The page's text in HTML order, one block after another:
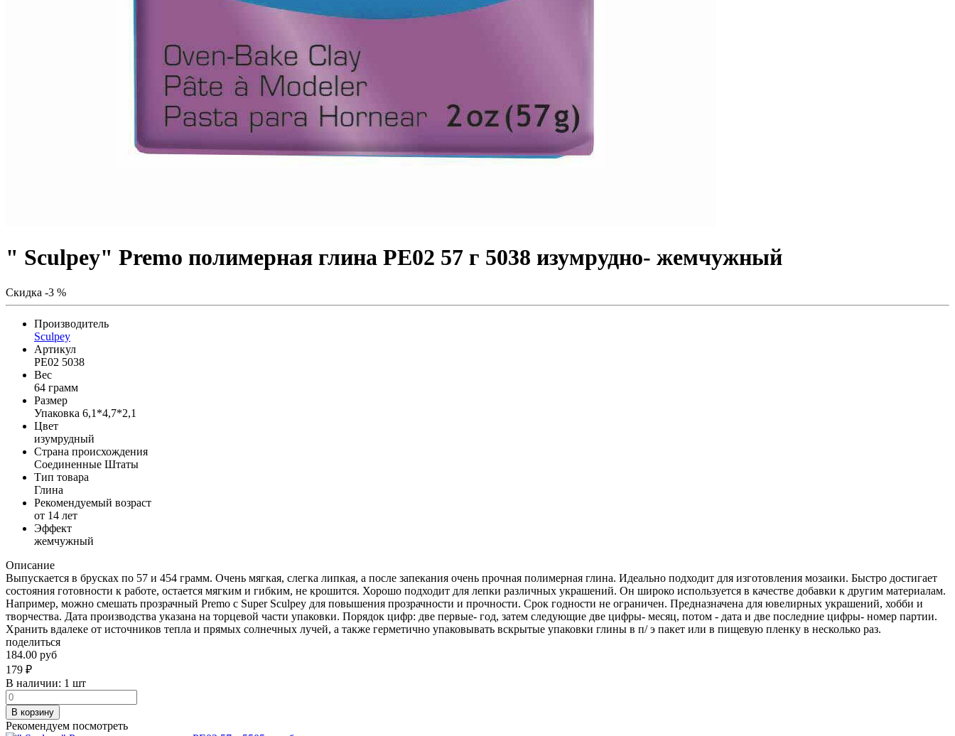
" Sculpey" Premo полимерная глина PE02 57 г 5038 изумрудно- жемчужный
Скидка -3 %
Производитель
Sculpey
Артикул
PE02 5038
Вес
64 грамм
Размер
Упаковка 6,1*4,7*2,1
Цвет
изумрудный
Страна происхождения
Соединенные Штаты
Тип товара
Глина
Рекомендуемый возраст
от 14 лет
Эффект
жемчужный
Описание
Выпускается в брусках по 57 и 454 грамм. Очень мягкая, слегка липкая, а после запекания очень прочная полимерная глина. Идеально подходит для изготовления мозаики. Быстро достигает
состояния готовности к работе, остается мягким и гибким, не крошится. Хорошо подходит для лепки различных украшений. Он широко используется в качестве добавки к другим материалам.
Например, можно смешать прозрачный Рremo с Super Sculpey для повышения прозрачности и прочности. Срок годности не ограничен. Предназначена для ювелирных украшений, хобби и
творчества. Дата производства указана на торцевой части упаковки. Порядок цифр: две первые- год, затем следующие две цифры- месяц, потом - дата и две последние цифры- номер партии.
Хранить вдалеке от источников тепла и прямых солнечных лучей, а также герметично упаковывать вскрытые упаковки глины в п/ э пакет или в пищевую пленку в несколько раз.
поделиться
184.00 руб
179 ₽
В наличии: 1 шт
В корзину
Рекомендуем посмотреть